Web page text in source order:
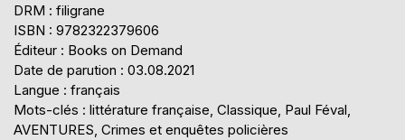
DRM : filigrane
ISBN : 9782322379606
Éditeur : Books on Demand
Date de parution : 03.08.2021
Langue : français
Mots-clés : littérature française, Classique, Paul Féval,
AVENTURES, Crimes et enquêtes policières